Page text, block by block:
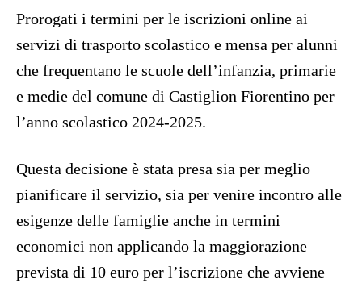
Prorogati i termini per le iscrizioni online ai
servizi di trasporto scolastico e mensa per alunni
che frequentano le scuole dell’infanzia, primarie
e medie del comune di Castiglion Fiorentino per
l’anno scolastico 2024-2025.
Questa decisione è stata presa sia per meglio
pianificare il servizio, sia per venire incontro alle
esigenze delle famiglie anche in termini
economici non applicando la maggiorazione
prevista di 10 euro per l’iscrizione che avviene